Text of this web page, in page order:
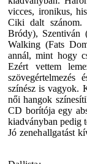
vicces, ironikus,
Ciki dalt szánom.
Bródy), Szentiván
Walking (Fats
annál, mint hogy
Ezért vettem
színész is vagyok.
női hangok
CD borítója egy
kiadványban pedig
Jó zenehallgatást